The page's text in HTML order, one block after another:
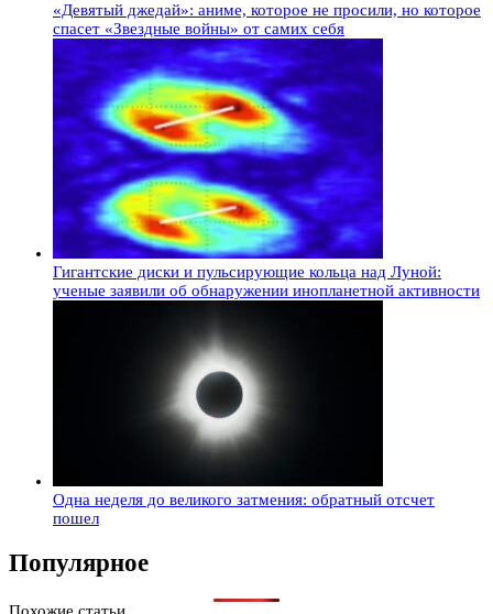
«Девятый джедай»: аниме, которое не просили, но которое
спасет «Звездные войны» от самих себя
Гигантские диски и пульсирующие кольца над Луной:
ученые заявили об обнаружении инопланетной активности
Одна неделя до великого затмения: обратный отсчет
пошел
Популярное
Похожие статьи